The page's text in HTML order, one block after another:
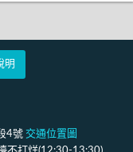
明
4號 交通位置圖